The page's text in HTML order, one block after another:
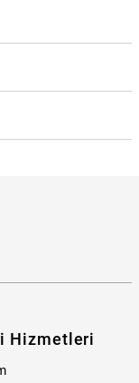
Hizmetleri